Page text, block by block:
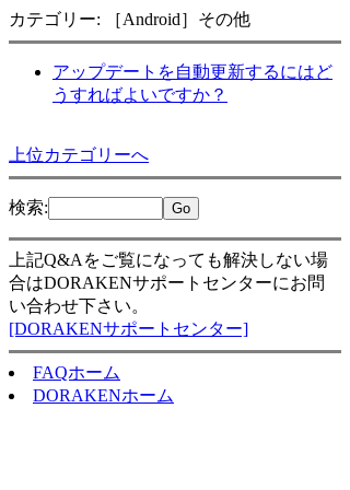
カテゴリー: ［Android］その他
アップデートを自動更新するにはど
うすればよいですか？
上位カテゴリーへ
検索:
上記Q&Aをご覧になっても解決しない場
合はDORAKENサポートセンターにお問
い合わせ下さい。
[DORAKENサポートセンター]
FAQホーム
DORAKENホーム